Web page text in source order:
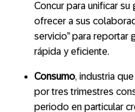
Concur para unificar
ofrecer a sus
servicio” para reportar
rápida y eficiente.
Consumo, industria
por tres trimestres
periodo en particular